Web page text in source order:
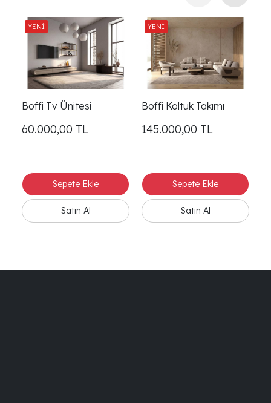
Boffi Tv Ünitesi
60.000,00 TL
Boffi Koltuk Takımı
145.000,00 TL